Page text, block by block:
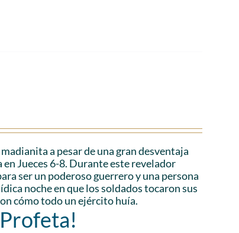
a pesar de una gran desventaja
Jueces 6-8. Durante este revelador
ser un poderoso guerrero y una persona
noche en que los soldados tocaron sus
cómo todo un ejército huía.